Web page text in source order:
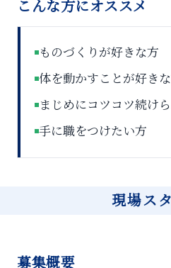
こんな方にオススメ
ものづくりが好きな方
体を動かすことが好き
まじめにコツコツ続け
手に職をつけたい方
現場ス
募集概要